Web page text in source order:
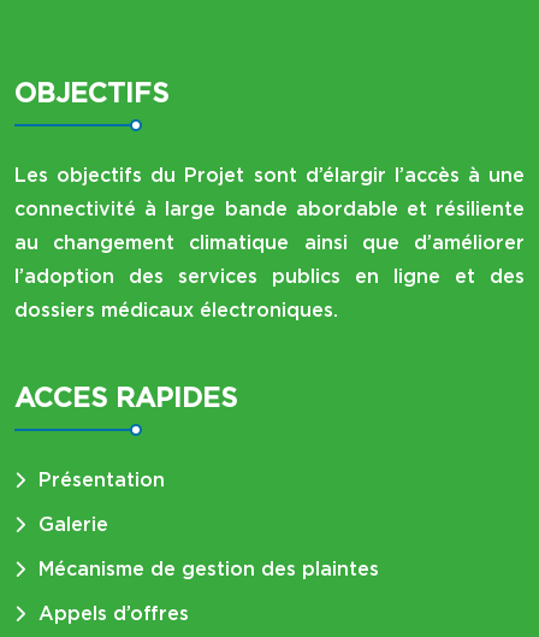
OBJECTIFS
Les objectifs du Projet sont d’élargir l’accès à une
connectivité à large bande abordable et résiliente
au changement climatique ainsi que d’améliorer
l’adoption des services publics en ligne et des
dossiers médicaux électroniques.
ACCES RAPIDES
Présentation
Galerie
Mécanisme de gestion des plaintes
Appels d’offres